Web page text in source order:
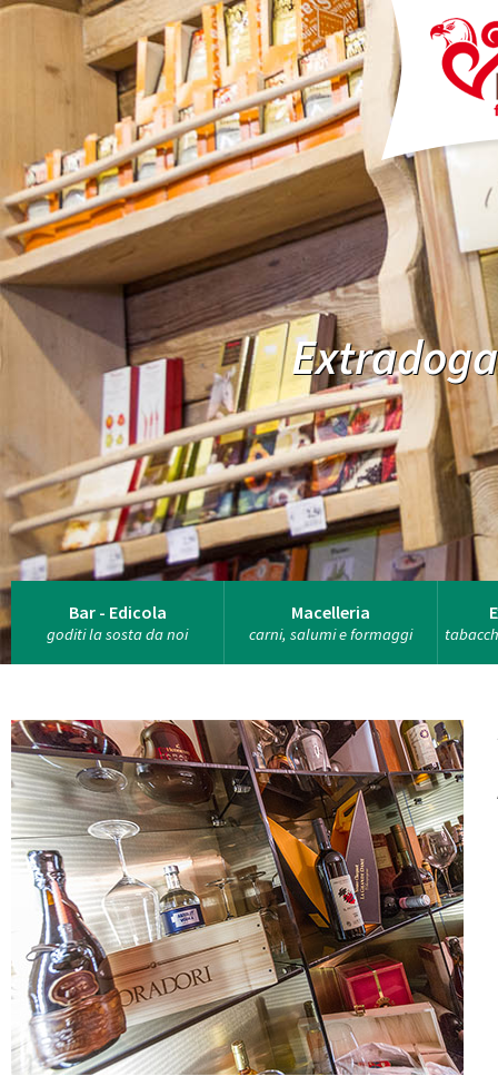
Bar - Edicola
goditi la sosta da noi
Macelleria
carni, salumi e formaggi